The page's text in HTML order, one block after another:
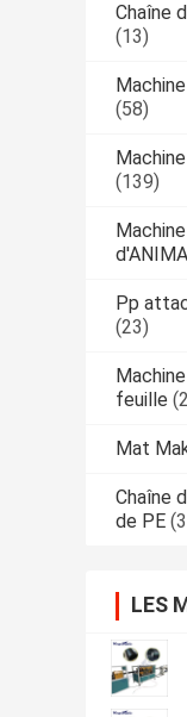
Chaîne
(13)
(58)
(139)
Pp
(23)
feuille
Mat
Chaîne
de PE
LES